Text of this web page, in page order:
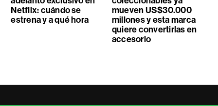
Netflix: cuándo se
estrena y a qué hora
mueven US$30.000
millones y esta marca
quiere convertirlas en
accesorio